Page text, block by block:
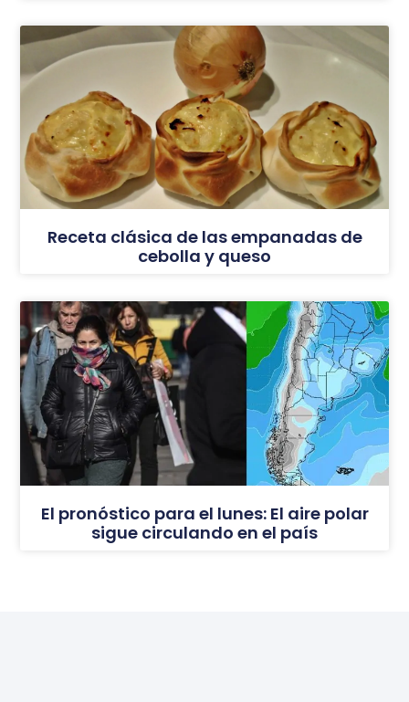
Receta clásica de las empanadas de
cebolla y queso
El pronóstico para el lunes: El aire polar
sigue circulando en el país